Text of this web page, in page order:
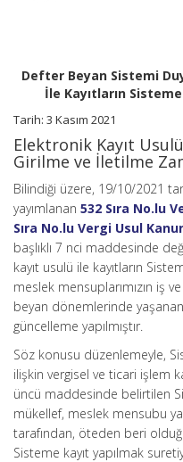
Defter Beyan Sistemi
İle Kayıtların
Tarih: 3 Kasım 2021
Elektronik Kayıt
Girilme ve İletilme
Bilindiği üzere, 19/10/2021
yayımlanan 532 Sıra No.lu
Sıra No.lu Vergi Usul
başlıklı 7 nci maddesinde
kayıt usulü ile kayıtların
meslek mensuplarımızın iş
beyan dönemlerinde yaşanan
güncelleme yapılmıştır.
Söz konusu düzenlemeyle,
ilişkin vergisel ve ticari işlem
üncü maddesinde belirtilen
mükellef, meslek mensubu ya
tarafından, öteden beri
Sisteme kayıt yapılmak